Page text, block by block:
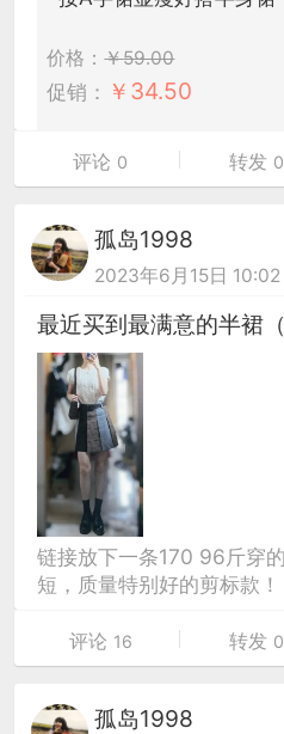
价格：￥59.00
促销： ￥ 34.50
评论 0 转发 0
孤岛1998
2023年6月15日 10:02
最近买到最满意的半裙（
链接放下一条170 96斤穿
短，质量特别好的剪标款！
评论 16 转发 0
孤岛1998